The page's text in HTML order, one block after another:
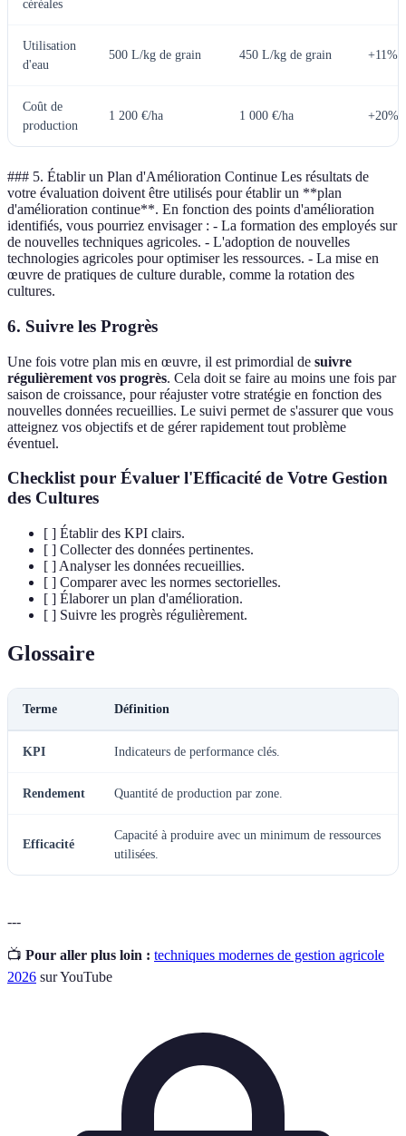
céréales
Utilisation
d'eau
500 L/kg de grain 450 L/kg de grain +11%
Coût de
production
1 200 €/ha 1 000 €/ha +20%
### 5. Établir un Plan d'Amélioration Continue Les résultats de
votre évaluation doivent être utilisés pour établir un **plan
d'amélioration continue**. En fonction des points d'amélioration
identifiés, vous pourriez envisager : - La formation des employés sur
de nouvelles techniques agricoles. - L'adoption de nouvelles
technologies agricoles pour optimiser les ressources. - La mise en
œuvre de pratiques de culture durable, comme la rotation des
cultures.
6. Suivre les Progrès
Une fois votre plan mis en œuvre, il est primordial de suivre
régulièrement vos progrès. Cela doit se faire au moins une fois par
saison de croissance, pour réajuster votre stratégie en fonction des
nouvelles données recueillies. Le suivi permet de s'assurer que vous
atteignez vos objectifs et de gérer rapidement tout problème
éventuel.
Checklist pour Évaluer l'Efficacité de Votre Gestion
des Cultures
[ ] Établir des KPI clairs.
[ ] Collecter des données pertinentes.
[ ] Analyser les données recueillies.
[ ] Comparer avec les normes sectorielles.
[ ] Élaborer un plan d'amélioration.
[ ] Suivre les progrès régulièrement.
Glossaire
Terme Définition
KPI Indicateurs de performance clés.
Rendement Quantité de production par zone.
Efficacité
Capacité à produire avec un minimum de ressources
utilisées.
---
📺 Pour aller plus loin : techniques modernes de gestion agricole
2026 sur YouTube